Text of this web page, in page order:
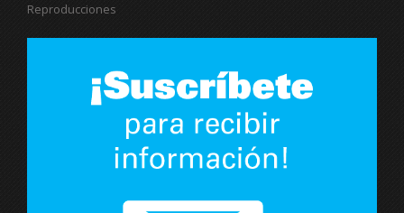
Reproducciones